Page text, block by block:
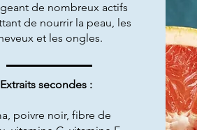
de nombreux actifs
de nourrir la peau, les
et les ongles.
Extraits secondes :
poivre noir, fibre de